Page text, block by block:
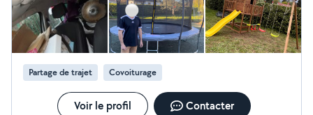
Partage de trajet Covoiturage
Voir le profil Contacter